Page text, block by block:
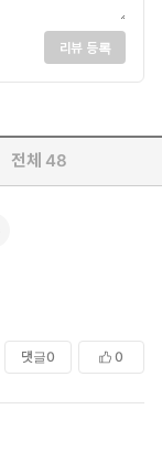
리뷰 등록
전체 48
댓글0 0